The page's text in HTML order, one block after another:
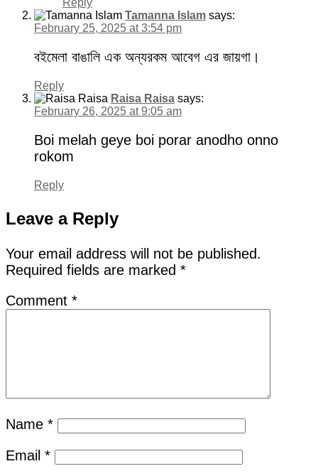
Tamanna Islam says:
February 25, 2025 at 3:54 pm
বইমেলা বাঙালি এক অন্যরকম আবেগ এর জায়গা।
Reply
Raisa Raisa says:
February 26, 2025 at 9:05 am
Boi melah geye boi porar anodho onno
rokom
Reply
Leave a Reply
Your email address will not be published.
Required fields are marked *
Comment *
Name *
Email *